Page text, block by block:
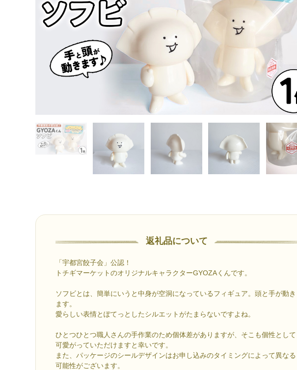
返礼品について
「宇都宮餃子会」公認！
トチギマーケットのオリジナルキャラクターGYOZAくんです。
ソフビとは、簡単にいうと中身が空洞になっているフィギュア。頭と手が動き
ます。
愛らしい表情とぽてっとしたシルエットがたまらないですよね。
ひとつひとつ職人さんの手作業のため個体差がありますが、そこも個性として
可愛がっていただけますと幸いです。
また、パッケージのシールデザインはお申し込みのタイミングによって異なる
可能性がございます。